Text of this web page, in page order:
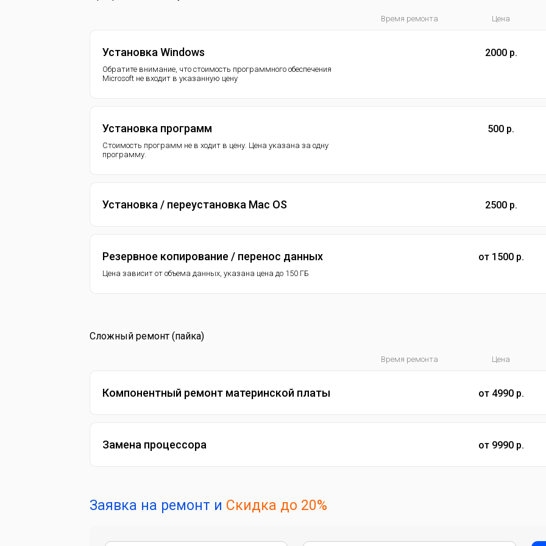
Время ремонта Цена
Установка Windows
Обратите внимание, что стоимость программного обеспечения
Microsoft не входит в указанную цену
2000 р.
Установка программ
Стоимость программ не в ходит в цену. Цена указана за одну
программу.
500 р.
Установка / переустановка Mac OS 2500 р.
Резервное копирование / перенос данных
Цена зависит от объема данных, указана цена до 150 ГБ
от 1500 р.
Сложный ремонт (пайка)
Время ремонта Цена
Компонентный ремонт материнской платы от 4990 р.
Замена процессора от 9990 р.
Заявка на ремонт и Скидка до 20%